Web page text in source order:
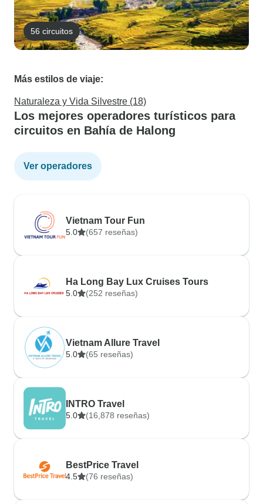
56 circuitos
Más estilos de viaje:
Naturaleza y Vida Silvestre (18)
Los mejores operadores turísticos para
circuitos en Bahía de Halong
Ver operadores
Vietnam Tour Fun
5.0 (657 reseñas)
Ha Long Bay Lux Cruises Tours
5.0 (252 reseñas)
Vietnam Allure Travel
5.0 (65 reseñas)
INTRO Travel
5.0 (16,878 reseñas)
BestPrice Travel
4.5 (76 reseñas)